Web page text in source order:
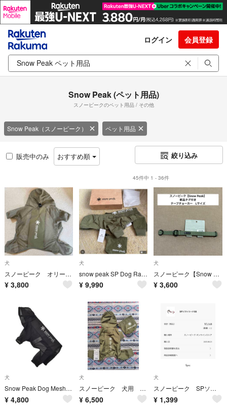
ログイン 会員登録
Snow Peak (ペット用品)
スノーピークのペット用品 / その他
Snow Peak（スノーピーク） ペット用品
販売中のみ おすすめ順 絞り込み
45件中 1 - 36件
犬
スノーピーク オリーブ 防虫メッシュパーカー犬服
¥ 3,800
犬
snow peak SP Dog Rain Jacket オリーブ L
¥ 9,990
犬
スノーピーク【Snow Peak】テープチョーカー Lサイズ 首輪 犬 散歩
¥ 3,600
犬
Snow Peak Dog Mesh Jacket 3L
¥ 4,800
犬
スノーピーク 犬用 レインジャケット M
¥ 6,500
犬
スノーピーク SPソフトリードSS
¥ 1,399